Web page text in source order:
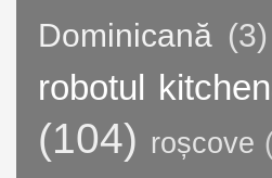
Dominicană (3)
robotul
(104) roșcove